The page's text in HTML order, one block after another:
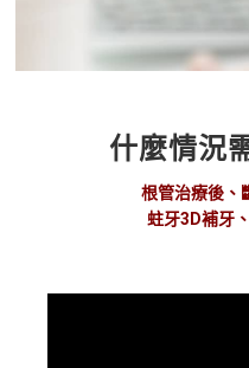
什麼情況
根管治療後、
蛀牙3D補牙